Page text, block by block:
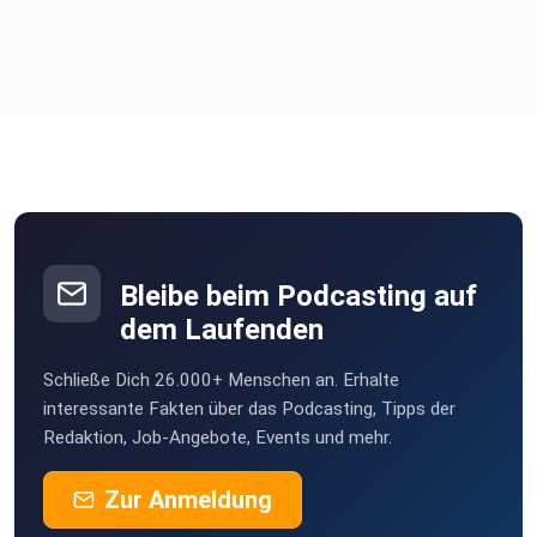
FdFcExjZXe_sw2Z7BlYBsWGq3YvbDmJ2WzOxykjo2Aol3h
BmYJI/FAQ_Bundesprogramm_-
Sanierung_kommunalter_Einrichtungen_in_den_Bereichen_
MühltalPost (PDF-Ausgabe 06/2021 – Hinweis zur
Förderung Traisa)
Bleibe beim Podcasting auf
dem Laufenden
Schließe Dich 26.000+ Menschen an. Erhalte
interessante Fakten über das Podcasting, Tipps der
Redaktion, Job-Angebote, Events und mehr.
Zur Anmeldung